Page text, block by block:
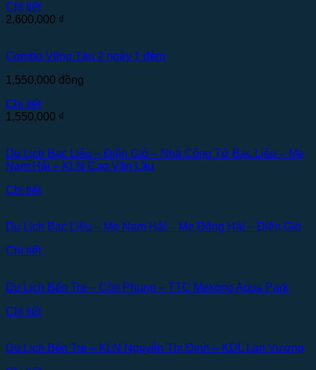
Chi tiết
2,600,000 ₫
Combo Vũng Tàu 2 ngày 1 đêm
1,550,000 đồng
Chi tiết
1,550,000 ₫
Du Lịch Bạc Liêu – Điện Gió – Nhà Công Tử Bạc Liêu – Mẹ
Nam Hải – KLN Cao Văn Lầu
Chi tiết
Du Lịch Bạc Liêu – Mẹ Nam Hải – Mẹ Đông Hải – Điện Gió
Chi tiết
Du Lịch Bến Tre – Cồn Phụng – TTC Mekong Aqua Park
Chi tiết
Du Lịch Bến Tre – KLN Nguyễn Thị Định – KDL Lan Vương